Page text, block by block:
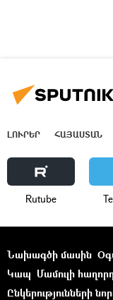
ԼՈՒՐԵՐ ՀԱՅԱՍՏԱՆ
Rutube
Նախագծի մասին
Կապ Մամուլի
Ընկերությունների